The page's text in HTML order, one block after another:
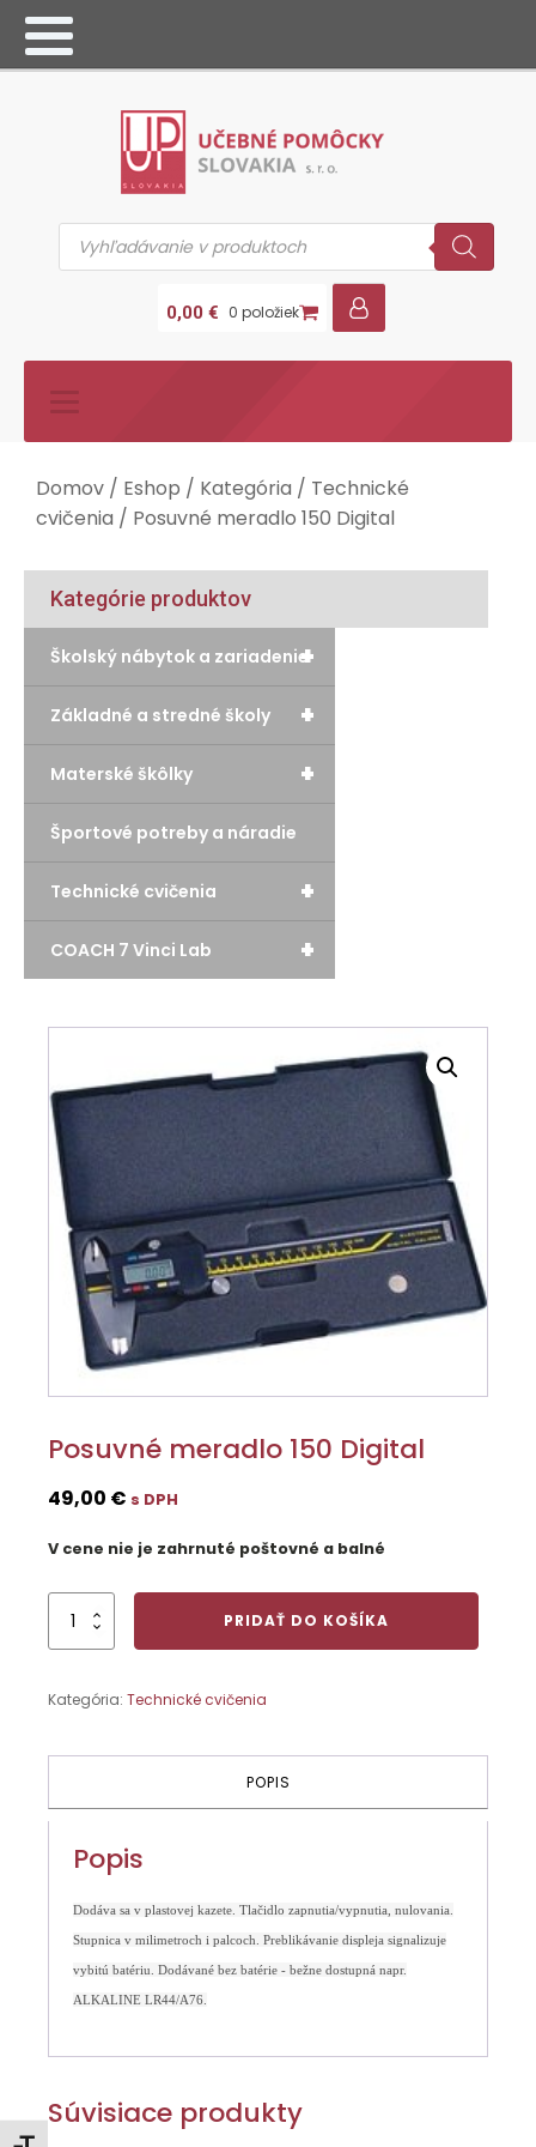
Products
search
0,00 € 0 položiek
Domov / Eshop / Kategória / Technické
cvičenia / Posuvné meradlo 150 Digital
Kategórie produktov
+
Školský nábytok a zariadenie
+
Základné a stredné školy
+
Materské škôlky
Športové potreby a náradie
+
Technické cvičenia
+
COACH 7 Vinci Lab
Posuvné meradlo 150 Digital
49,00 € s DPH
V cene nie je zahrnuté poštovné a balné
množstvo
Posuvné
Digital
PRIDAŤ DO KOŠÍKA
Kategória: Technické cvičenia
POPIS
Popis
Dodáva sa v plastovej kazete. Tlačidlo zapnutia/vypnutia, nulovania.
Stupnica v milimetroch i palcoch. Preblikávanie displeja signalizuje
vybitú batériu. Dodávané bez batérie - bežne dostupná napr.
ALKALINE LR44/A76.
Súvisiace produkty